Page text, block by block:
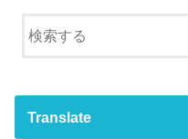
Translate